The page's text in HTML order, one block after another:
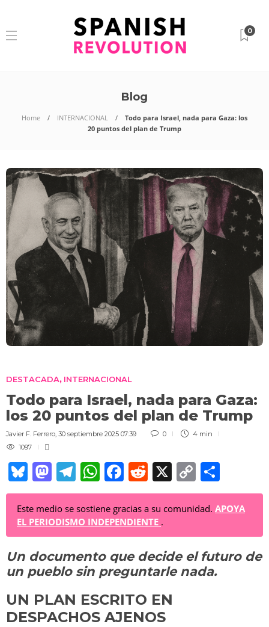
0
Blog
Home INTERNACIONAL
Todo para Israel, nada para Gaza: los
20 puntos del plan de Trump
DESTACADA, INTERNACIONAL
Todo para Israel, nada para Gaza:
los 20 puntos del plan de Trump
Javier F. Ferrero, 30 septiembre 2025 07:39 0
4 min
1097
Bl
u
e
sk
y
M
a
st
o
d
o
T
el
e
gr
a
m
W
h
at
s
A
p
p
F
a
c
e
b
o
o
k
R
e
d
di
t
X C
o
p
Li
n
o
m
ar
tir
Este medio se sostiene gracias a su comunidad. APOYA
EL PERIODISMO INDEPENDIENTE .
Un documento que decide el futuro de
un pueblo sin preguntarle nada.
UN PLAN ESCRITO EN
DESPACHOS AJENOS